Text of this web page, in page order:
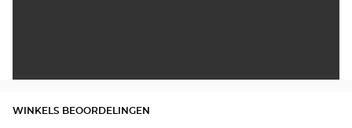
WINKELS BEOORDELINGEN